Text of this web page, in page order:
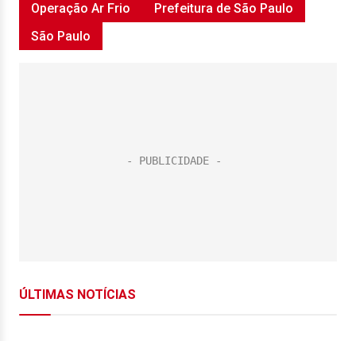
Operação Ar Frio
Prefeitura de São Paulo
São Paulo